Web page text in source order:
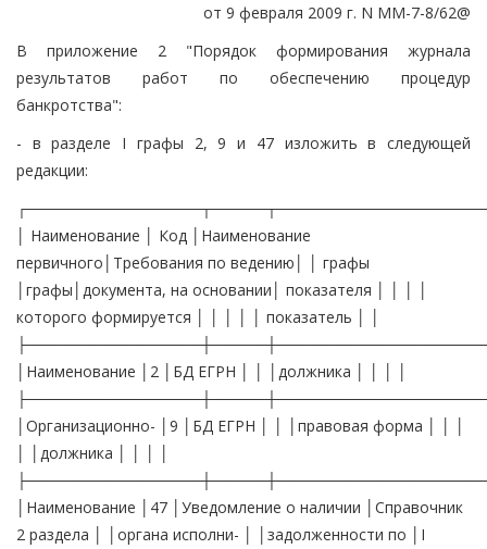
от 9 февраля 2009 г. N ММ-7-8/62@
В приложение 2 "Порядок формирования журнала
результатов работ по обеспечению процедур
банкротства":
- в разделе I графы 2, 9 и 47 изложить в следующей
редакции:
│ Наименование │ Код │Наименование
первичного│Требования по ведению│ │ графы
│графы│документа, на основании│ показателя │ │ │ │
которого формируется │ │ │ │ │ показатель │ │
│Наименование │2 │БД ЕГРН │ │ │должника │ │ │ │
│Организационно- │9 │БД ЕГРН │ │ │правовая форма │ │ │
│ │должника │ │ │ │
│Наименование │47 │Уведомление о наличии │Справочник
2 раздела │ │органа исполни- │ │задолженности по │I